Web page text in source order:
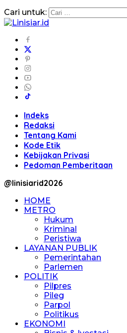
Cari untuk:
Indeks
Redaksi
Tentang Kami
Kode Etik
Kebijakan Privasi
Pedoman Pemberitaan
@linisiarid2026
HOME
METRO
Hukum
Kriminal
Peristiwa
LAYANAN PUBLIK
Pemerintahan
Parlemen
POLITIK
Pilpres
Pileg
Parpol
Politikus
EKONOMI